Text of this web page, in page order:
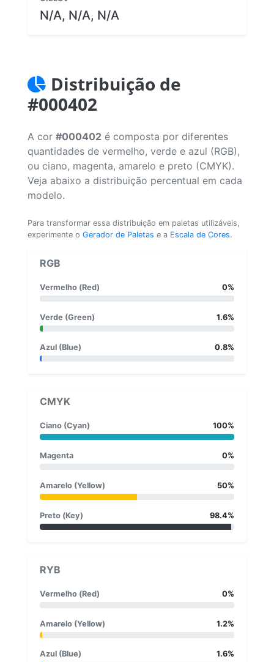
N/A, N/A, N/A
Distribuição de
#000402
A cor #000402 é composta por diferentes
quantidades de vermelho, verde e azul (RGB),
ou ciano, magenta, amarelo e preto (CMYK).
Veja abaixo a distribuição percentual em cada
modelo.
Para transformar essa distribuição em paletas utilizáveis,
experimente o Gerador de Paletas e a Escala de Cores.
RGB
Vermelho (Red) 0%
Verde (Green) 1.6%
Azul (Blue) 0.8%
CMYK
Ciano (Cyan) 100%
Magenta 0%
Amarelo (Yellow) 50%
Preto (Key) 98.4%
RYB
Vermelho (Red) 0%
Amarelo (Yellow) 1.2%
Azul (Blue) 1.6%